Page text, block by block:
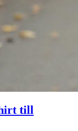
till